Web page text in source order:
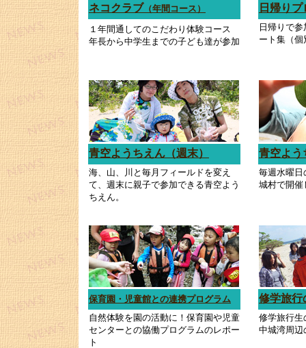
ネコクラブ （年間コース）
１年間通してのこだわり体験コース
年長から中学生までの子ども達が参加
日帰り
日帰りで
ート集（
青空ようちえん（週末）
海、山、川と毎月フィールドを変え
て、週末に親子で参加できる青空よう
ちえん。
青空よう
毎週水曜日
城村で開催
保育園・児童館との連携プログラム
自然体験を園の活動に！保育園や児童
センターとの協働プログラムのレポー
ト
修学旅行
修学旅行生
中城湾周辺